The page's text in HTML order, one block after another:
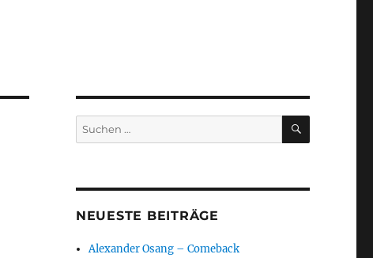
Suchen
nach:
SUCHEN
NEUESTE BEITRÄGE
Alexander Osang – Comeback